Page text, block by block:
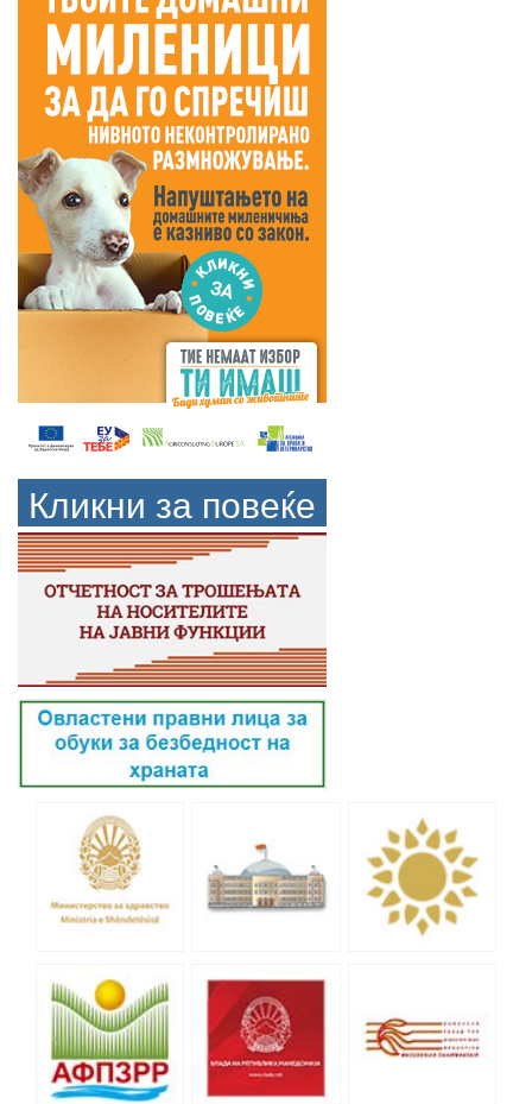
Кликни за повеќе